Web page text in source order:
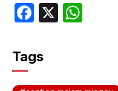
F
c
e
X
Tags